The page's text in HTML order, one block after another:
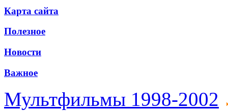
Карта сайта
Полезное
Новости
Важное
Мультфильмы 1998-2002